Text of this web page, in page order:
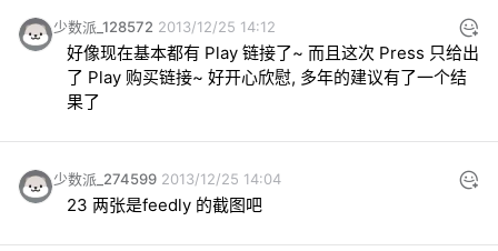
少数派_128572 2013/12/25 14:12
好像现在基本都有 Play 链接了~ 而且这次 Press 只给出
了 Play 购买链接~ 好开心欣慰, 多年的建议有了一个结
果了
少数派_274599 2013/12/25 14:04
23 两张是feedly 的截图吧